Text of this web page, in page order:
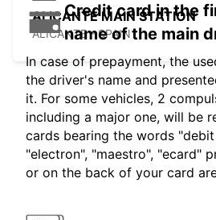
ALICANTE MAIN STATION
ALICANTE - SPAIN
Credit card in the
name of the main
In case of prepayment, the
the driver's name and
it. For some vehicles, 2
including a major one, will be
cards bearing the words
"electron", "maestro", "ecard"
or on the back of your card